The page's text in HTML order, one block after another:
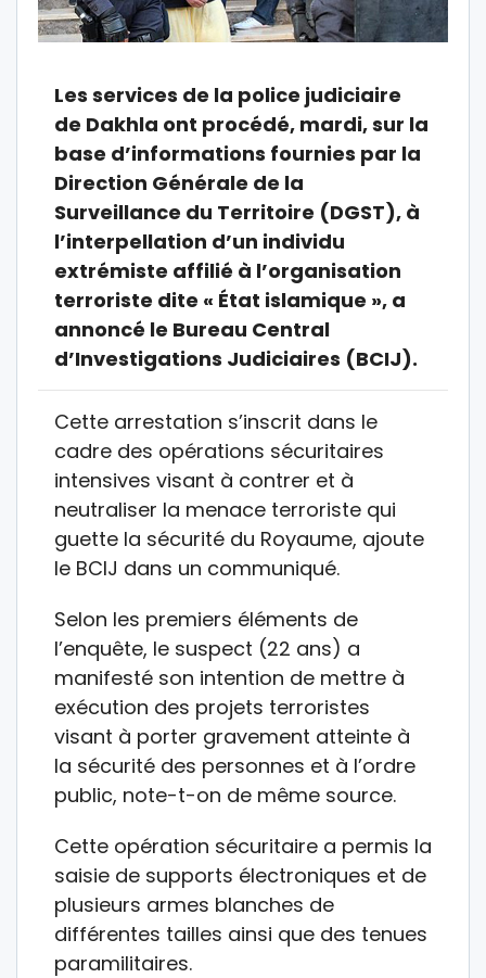
Les services de la police judiciaire
de Dakhla ont procédé, mardi, sur la
base d’informations fournies par la
Direction Générale de la
Surveillance du Territoire (DGST), à
l’interpellation d’un individu
extrémiste affilié à l’organisation
terroriste dite « État islamique », a
annoncé le Bureau Central
d’Investigations Judiciaires (BCIJ).
Cette arrestation s’inscrit dans le
cadre des opérations sécuritaires
intensives visant à contrer et à
neutraliser la menace terroriste qui
guette la sécurité du Royaume, ajoute
le BCIJ dans un communiqué.
Selon les premiers éléments de
l’enquête, le suspect (22 ans) a
manifesté son intention de mettre à
exécution des projets terroristes
visant à porter gravement atteinte à
la sécurité des personnes et à l’ordre
public, note-t-on de même source.
Cette opération sécuritaire a permis la
saisie de supports électroniques et de
plusieurs armes blanches de
différentes tailles ainsi que des tenues
paramilitaires.